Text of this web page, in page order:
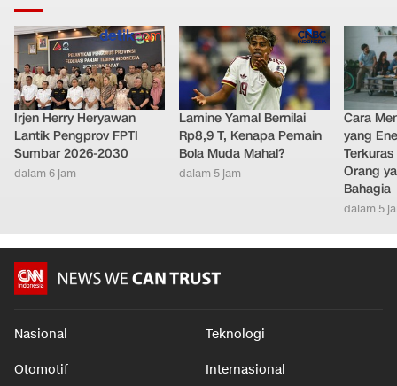
Irjen Herry Heryawan
Lantik Pengprov FPTI
Sumbar 2026-2030
dalam 6 jam
Lamine Yamal Bernilai
Rp8,9 T, Kenapa Pemain
Bola Muda Mahal?
dalam 5 jam
Cara
yang
Orang
Bahagia
dalam 5
Nasional Teknologi
Otomotif Internasional